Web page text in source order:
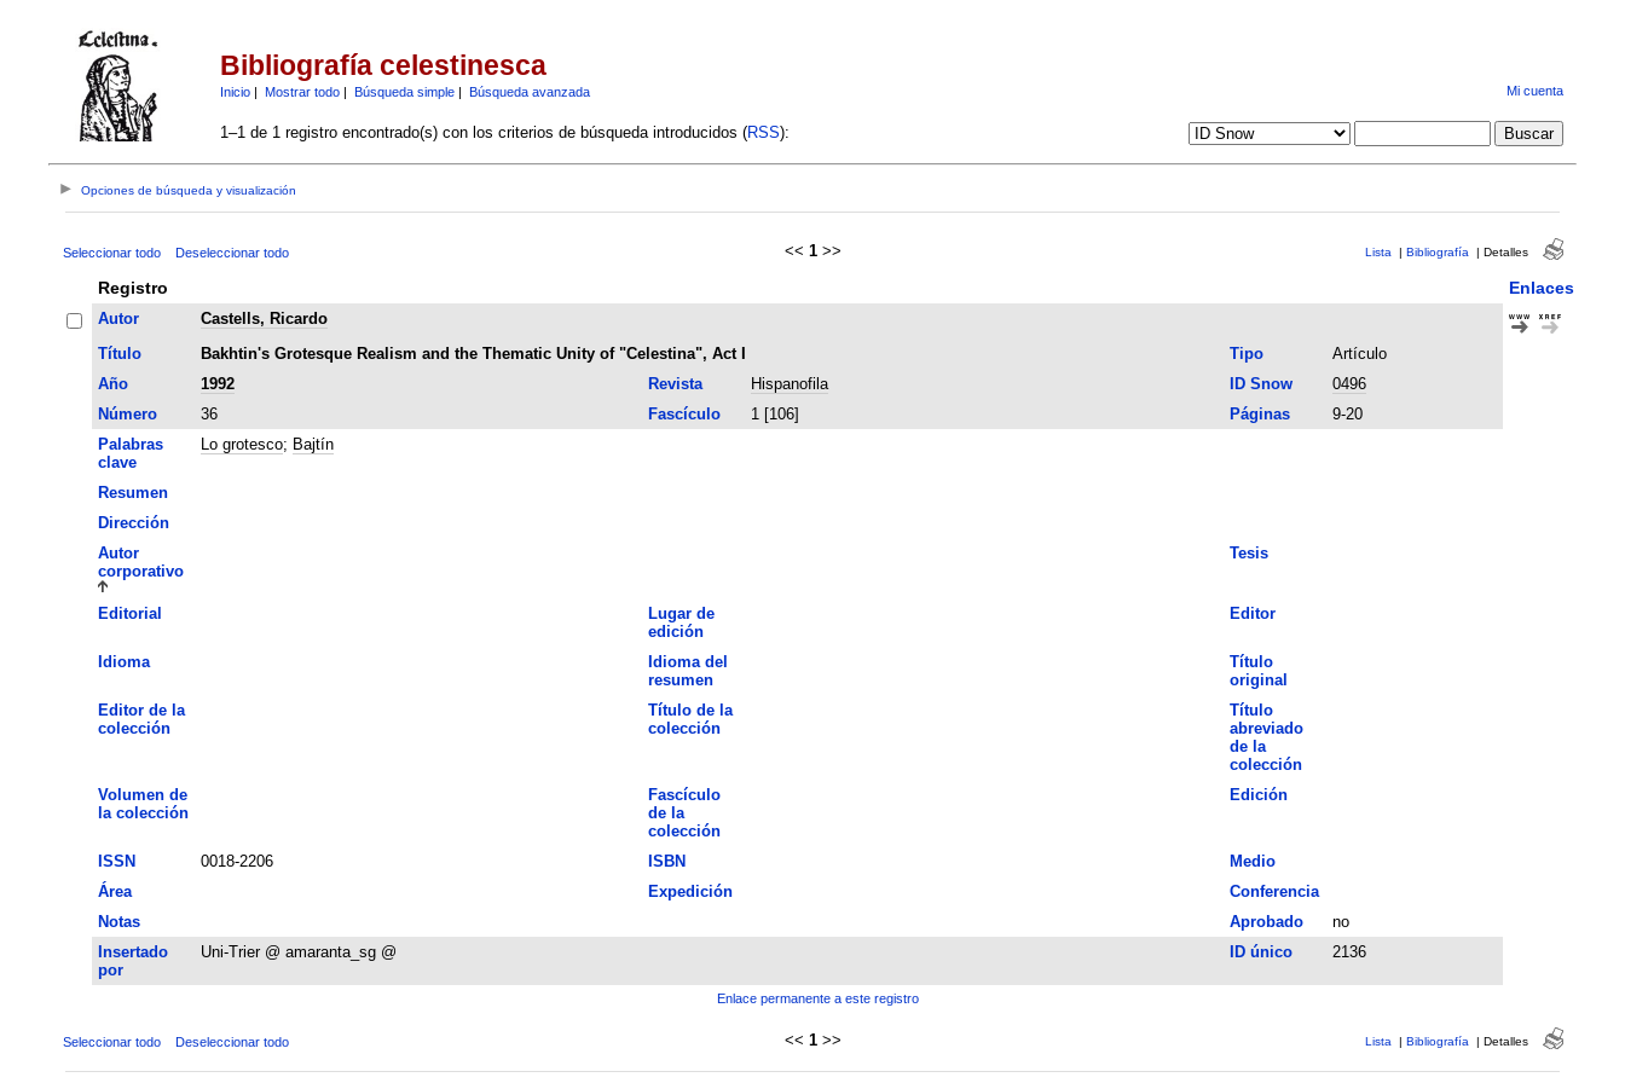
Bibliografía celestinesca
Inicio| Mostrar todo| Búsqueda simple| Búsqueda avanzada Mi cuenta
1–1 de 1 registro encontrado(s) con los criterios de búsqueda introducidos (RSS):
Opciones de búsqueda y visualización
Seleccionar todo Deseleccionar todo << 1 >> Lista | Bibliografía | Detalles
Registro Enlaces
Autor
Castells, Ricardo
Título
Bakhtin's Grotesque Realism and the Thematic Unity of "Celestina", Act I Tipo
Artículo
Año
1992 Revista Hispanofila ID Snow
0496
Número
36 Fascículo 1 [106] Páginas
9-20
Palabras
clave
Lo grotesco; Bajtín
Resumen
Dirección
Autor
corporativo
Tesis
Editorial
Lugar de
edición
Editor
Idioma
Idioma del
resumen
Título
original
Editor de la
colección
Título de la
colección
Título
abreviado
de la
colección
Volumen de
la colección
Fascículo
de la
colección
Edición
ISSN 0018-2206 ISBN
Medio
Área
Expedición
Conferencia
Notas
Aprobado
no
Insertado
por
Uni-Trier @ amaranta_sg @ ID único 2136
Enlace permanente a este registro
Seleccionar todo Deseleccionar todo << 1 >> Lista | Bibliografía | Detalles